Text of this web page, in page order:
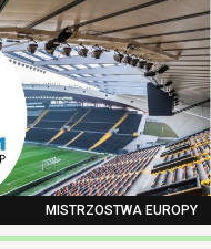
MISTRZOSTWA EUROPY